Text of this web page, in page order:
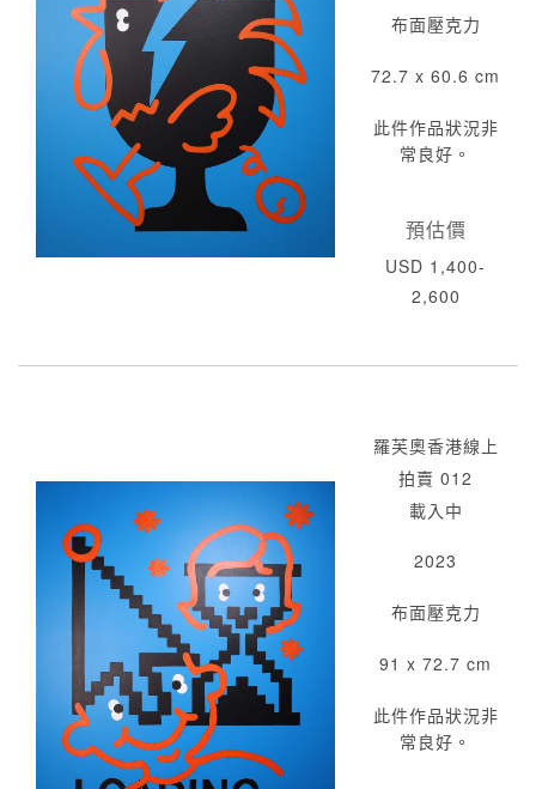
布面壓克力
72.7 x 60.6 cm
此件作品狀況非
常良好。
預估價
USD 1,400-
2,600
羅芙奧香港線上
拍賣 012
載入中
2023
布面壓克力
91 x 72.7 cm
此件作品狀況非
常良好。